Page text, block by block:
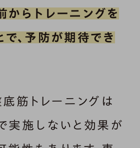
からトレーニングを
で、予防が期待でき
底筋トレーニングは
実施しないと効果が